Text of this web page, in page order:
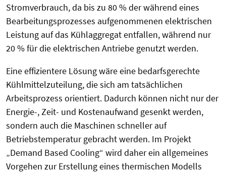
Stromverbrauch, da bis zu 80 % der während eines
Bearbeitungsprozesses aufgenommenen elektrischen
Leistung auf das Kühlaggregat entfallen, während nur
20 % für die elektrischen Antriebe genutzt werden.
Eine effizientere Lösung wäre eine bedarfsgerechte
Kühlmittelzuteilung, die sich am tatsächlichen
Arbeitsprozess orientiert. Dadurch können nicht nur der
Energie-, Zeit- und Kostenaufwand gesenkt werden,
sondern auch die Maschinen schneller auf
Betriebstemperatur gebracht werden. Im Projekt
„Demand Based Cooling“ wird daher ein allgemeines
Vorgehen zur Erstellung eines thermischen Modells